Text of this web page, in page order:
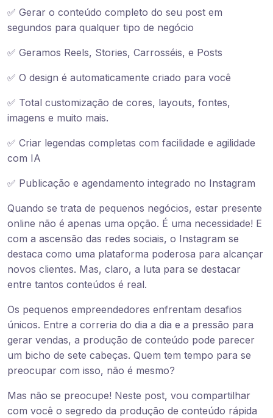
✅ Gerar o conteúdo completo do seu post em
segundos para qualquer tipo de negócio
✅ Geramos Reels, Stories, Carrosséis, e Posts
✅ O design é automaticamente criado para você
✅ Total customização de cores, layouts, fontes,
imagens e muito mais.
✅ Criar legendas completas com facilidade e agilidade
com IA
✅ Publicação e agendamento integrado no Instagram
Quando se trata de pequenos negócios, estar presente
online não é apenas uma opção. É uma necessidade! E
com a ascensão das redes sociais, o Instagram se
destaca como uma plataforma poderosa para alcançar
novos clientes. Mas, claro, a luta para se destacar
entre tantos conteúdos é real.
Os pequenos empreendedores enfrentam desafios
únicos. Entre a correria do dia a dia e a pressão para
gerar vendas, a produção de conteúdo pode parecer
um bicho de sete cabeças. Quem tem tempo para se
preocupar com isso, não é mesmo?
Mas não se preocupe! Neste post, vou compartilhar
com você o segredo da produção de conteúdo rápida